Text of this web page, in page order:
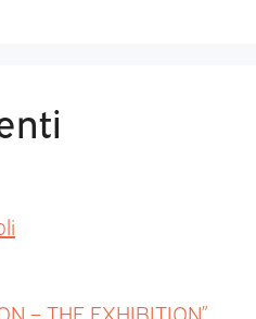
– THE EXHIBITION”